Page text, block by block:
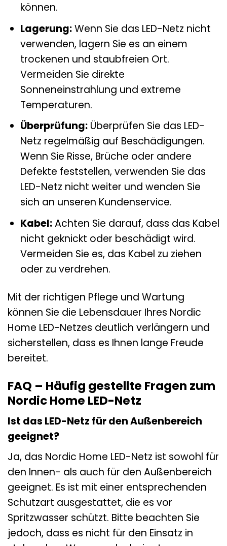
können.
Lagerung:Wenn Sie das LED-Netz nicht
verwenden, lagern Sie es an einem
trockenen und staubfreien Ort.
Vermeiden Sie direkte
Sonneneinstrahlung und extreme
Temperaturen.
Überprüfung:Überprüfen Sie das LED-
Netz regelmäßig auf Beschädigungen.
Wenn Sie Risse, Brüche oder andere
Defekte feststellen, verwenden Sie das
LED-Netz nicht weiter und wenden Sie
sich an unseren Kundenservice.
Kabel:Achten Sie darauf, dass das Kabel
nicht geknickt oder beschädigt wird.
Vermeiden Sie es, das Kabel zu ziehen
oder zu verdrehen.
Mit der richtigen Pflege und Wartung
können Sie die Lebensdauer Ihres Nordic
Home LED-Netzes deutlich verlängern und
sicherstellen, dass es Ihnen lange Freude
bereitet.
FAQ – Häufig gestellte Fragen zum
Nordic Home LED-Netz
Ist das LED-Netz für den Außenbereich
geeignet?
Ja, das Nordic Home LED-Netz ist sowohl für
den Innen- als auch für den Außenbereich
geeignet. Es ist mit einer entsprechenden
Schutzart ausgestattet, die es vor
Spritzwasser schützt. Bitte beachten Sie
jedoch, dass es nicht für den Einsatz in